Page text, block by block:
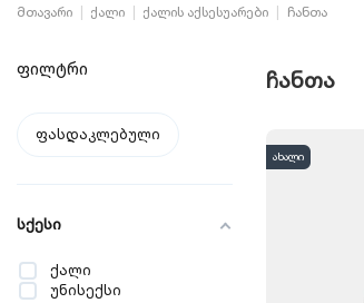
მთავარი ქალი ქალის აქსესუარები ჩანთა
ჩანთა
ახალი
ფილტრი
ფასდაკლებული
სქესი
ქალი
უნისექსი